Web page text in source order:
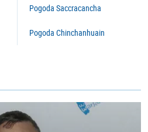
Pogoda Saccracancha
Pogoda Chinchanhuain